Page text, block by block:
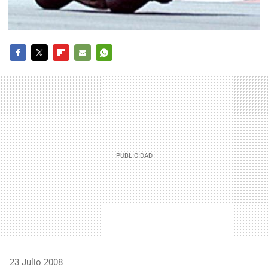
MAIL
23 Julio 2008